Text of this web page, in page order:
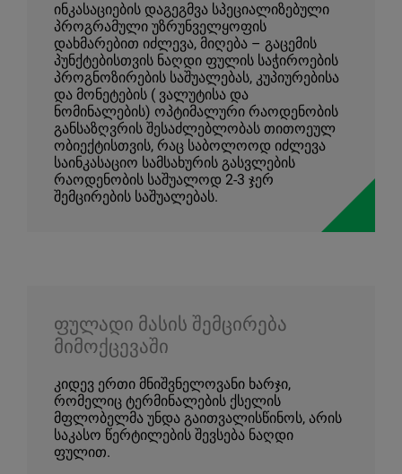
ინკასაციების დაგეგმვა სპეციალიზებული
პროგრამული უზრუნველყოფის
დახმარებით იძლევა, მიღება – გაცემის
პუნქტებისთვის ნაღდი ფულის საჭიროების
პროგნოზირების საშუალებას, კუპიურებისა
და მონეტების ( ვალუტისა და
ნომინალების) ოპტიმალური რაოდენობის
განსაზღვრის შესაძლებლობას თითოეულ
ობიექტისთვის, რაც საბოლოოდ იძლევა
საინკასაციო სამსახურის გასვლების
რაოდენობის საშუალოდ 2-3 ჯერ
შემცირების საშუალებას.
ფულადი მასის შემცირება
მიმოქცევაში
კიდევ ერთი მნიშვნელოვანი ხარჯი,
რომელიც ტერმინალების ქსელის
მფლობელმა უნდა გაითვალისწინოს, არის
საკასო წერტილების შევსება ნაღდი
ფულით.